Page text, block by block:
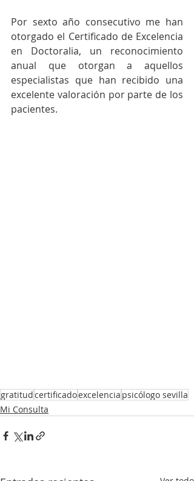
Por sexto año consecutivo me han
otorgado el Certificado de Excelencia
en Doctoralia, un reconocimiento
anual que otorgan a aquellos
especialistas que han recibido una
excelente valoración por parte de los
pacientes.
gratitudcertificadoexcelencia psicólogo sevilla
Mi Consulta